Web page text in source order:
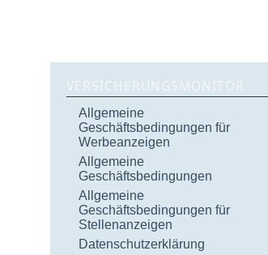
VERSICHERUNGSMONITOR
Allgemeine
Geschäftsbedingungen für
Werbeanzeigen
Allgemeine
Geschäftsbedingungen
Allgemeine
Geschäftsbedingungen für
Stellenanzeigen
Datenschutzerklärung